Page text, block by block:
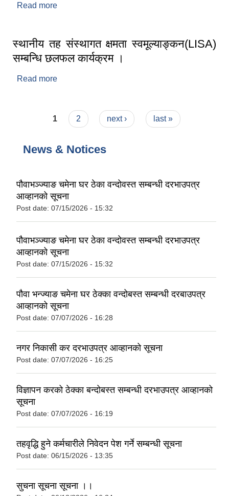
Read more
स्थानीय तह संस्थागत क्षमता स्वमूल्याङ्कन(LISA)
सम्बन्धि छलफल कार्यक्रम ।
Read more
Pages
1 2 next › last »
News & Notices
पौवाभञ्ज्याङ चमेना घर ठेका वन्दोवस्त सम्बन्धी दरभाउपत्र
आव्हानको सूचना
Post date: 07/15/2026 - 15:32
पौवाभञ्ज्याङ चमेना घर ठेका वन्दोवस्त सम्बन्धी दरभाउपत्र
आव्हानको सूचना
Post date: 07/15/2026 - 15:32
पौवा भन्ज्याङ चमेना घर ठेक्का वन्दोबस्त सम्बन्धी दरबाउपत्र
आव्हानको सूचना
Post date: 07/07/2026 - 16:28
नगर निकासी कर दरभाउपत्र आव्हानको सूचना
Post date: 07/07/2026 - 16:25
विज्ञापन करको ठेक्का बन्दोबस्त सम्बन्धी दरभाउपत्र आव्हानको
सूचना
Post date: 07/07/2026 - 16:19
तहव‍ृद्धि हुने कर्मचारीले निवेदन पेश गर्ने सम्बन्धी सूचना
Post date: 06/15/2026 - 13:35
सुचना सूचना सूचना ।।